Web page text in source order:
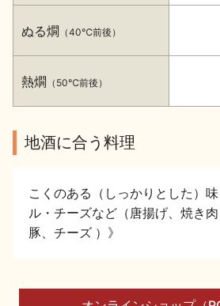
季節の商品
地酒蔵元会WEB展示会 地酒蔵
地酒蔵元会とは
ぬる燗 （40℃前後）
熱燗 （50℃前後）
地酒に合う料理
こくのある（しっかりとした）
ル・チーズなど（唐揚げ、焼き
豚、チーズ ）》